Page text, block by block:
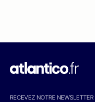
RECEVEZ NOTRE NEWSLETTER